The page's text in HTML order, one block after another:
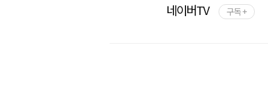
네이버TV 구독 +